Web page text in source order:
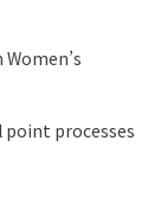
processes